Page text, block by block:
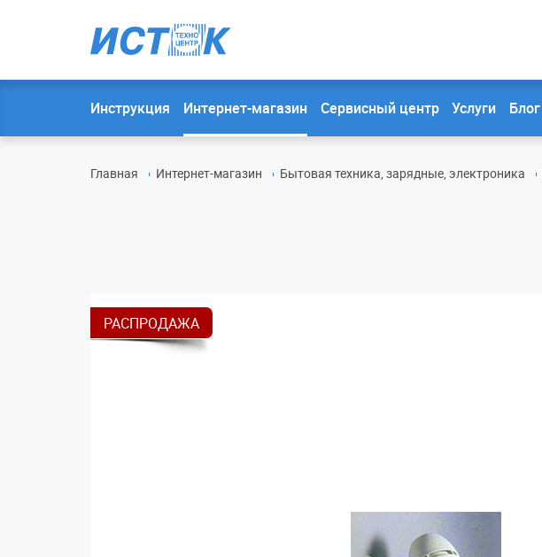
Инструкция Интернет-магазин Сервисный центр Услуги Блог
Главная Интернет-магазин Бытовая техника, зарядные, электроника
РАСПРОДАЖА